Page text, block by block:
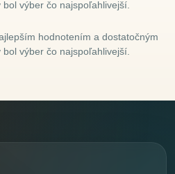
výber čo najspoľahlivejší.
hodnotením a dostatočným
výber čo najspoľahlivejší.